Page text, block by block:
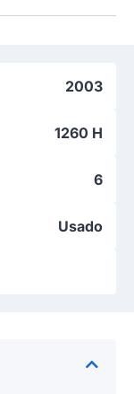
2003
1260 H
6
Usado